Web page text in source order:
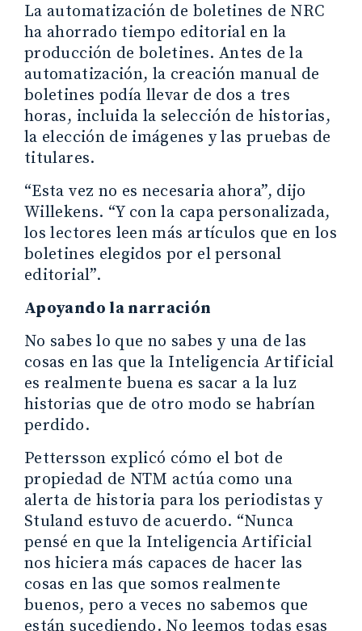
La automatización de boletines de NRC
ha ahorrado tiempo editorial en la
producción de boletines. Antes de la
automatización, la creación manual de
boletines podía llevar de dos a tres
horas, incluida la selección de historias,
la elección de imágenes y las pruebas de
titulares.
“Esta vez no es necesaria ahora”, dijo
Willekens. “Y con la capa personalizada,
los lectores leen más artículos que en los
boletines elegidos por el personal
editorial”.
Apoyando la narración
No sabes lo que no sabes y una de las
cosas en las que la Inteligencia Artificial
es realmente buena es sacar a la luz
historias que de otro modo se habrían
perdido.
Pettersson explicó cómo el bot de
propiedad de NTM actúa como una
alerta de historia para los periodistas y
Stuland estuvo de acuerdo. “Nunca
pensé en que la Inteligencia Artificial
nos hiciera más capaces de hacer las
cosas en las que somos realmente
buenos, pero a veces no sabemos que
están sucediendo. No leemos todas esas